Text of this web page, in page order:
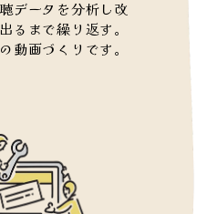
データを分析し改
るまで繰り返す。
動画づくりです。